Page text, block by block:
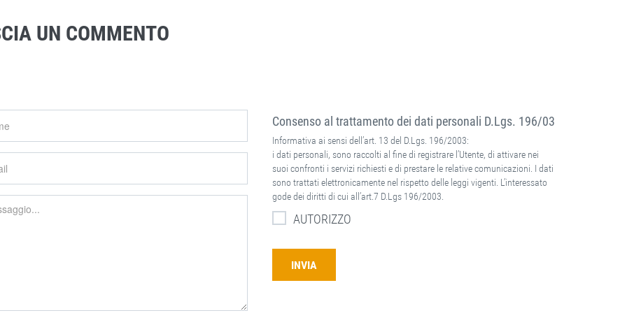
UN COMMENTO
Consenso al trattamento dei dati personali D.Lgs. 196/03
Informativa ai sensi dell’art. 13 del D.Lgs. 196/2003:
i dati personali, sono raccolti al fine di registrare l’Utente, di attivare nei
suoi confronti i servizi richiesti e di prestare le relative comunicazioni. I dati
sono trattati elettronicamente nel rispetto delle leggi vigenti. L’interessato
gode dei diritti di cui all’art.7 D.Lgs 196/2003.
AUTORIZZO